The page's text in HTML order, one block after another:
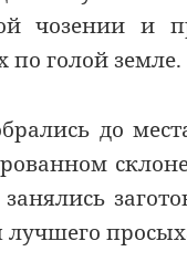
чозении и
по голой земле.
до
лучшего